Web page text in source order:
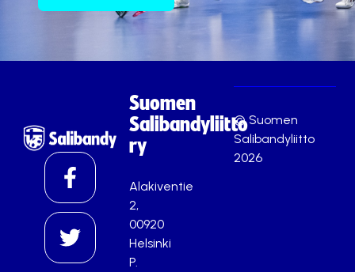
Suomen
Salibandyliitto
ry
Alakiventie
2,
00920
Helsinki
P.
© Suomen
Salibandyliitto
2026